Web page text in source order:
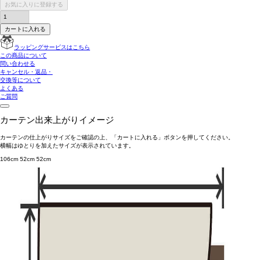
お気に入りに登録する
カートに入れる
ラッピングサービスはこちら
この商品について
問い合わせる
キャンセル・返品・
交換等について
よくある
ご質問
カーテン出来上がりイメージ
カーテンの仕上がりサイズをご確認の上、「カートに入れる」ボタンを押してください。
横幅はゆとりを加えたサイズが表示されています。
106cm 52cm 52cm